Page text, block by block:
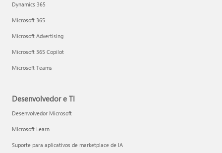
Dynamics 365
Microsoft 365
Microsoft Advertising
Microsoft 365 Copilot
Microsoft Teams
Desenvolvedor e TI
Desenvolvedor Microsoft
Microsoft Learn
Suporte para aplicativos de marketplace de IA